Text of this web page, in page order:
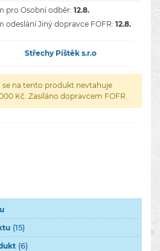
pro Osobní odběr: 12.8.
odeslání Jiný dopravce FOFR: 12.8.
Střechy Píštěk s.r.o
na tento produkt nevtahuje
Kč. Zasíláno dopravcem FOFR.
(15)
(6)